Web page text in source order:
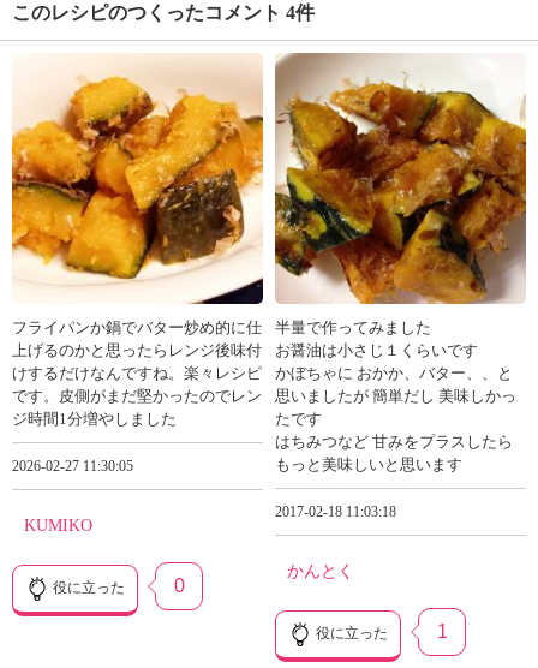
このレシピのつくったコメント 4件
フライパンか鍋でバター炒め的に仕
上げるのかと思ったらレンジ後味付
けするだけなんですね。楽々レシピ
です。皮側がまだ堅かったのでレン
ジ時間1分増やしました
2026-02-27 11:30:05
KUMIKO
役に立った 0
半量で作ってみました
お醤油は小さじ１くらいです
かぼちゃに おかか、バター、、と
思いましたが 簡単だし 美味しかっ
たです
はちみつなど 甘みをプラスしたら
もっと美味しいと思います
2017-02-18 11:03:18
かんとく
役に立った 1